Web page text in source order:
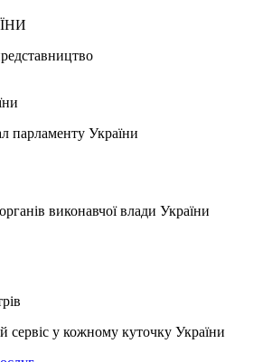
парламенту України
виконавчої влади України
сервіс у кожному куточку України